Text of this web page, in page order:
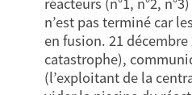
n’est pas terminé car
en fusion. 21
catastrophe),
(l’exploitant de la